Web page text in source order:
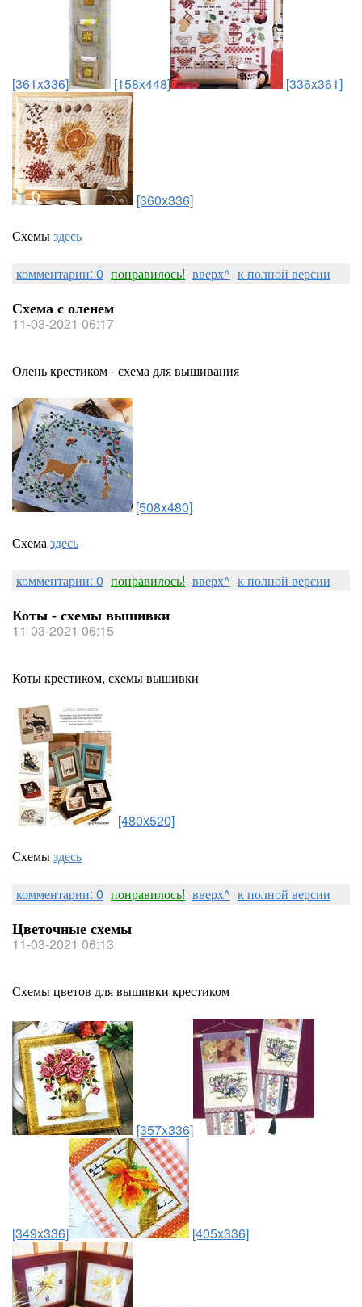
[361x336] [158x448] [336x361]
[360x336]
Схемыздесь
комментарии: 0 понравилось! вверх^ к полной версии
Схема с оленем
11-03-2021 06:17
Олень крестиком - схема для вышивания
[508x480]
Схемаздесь
комментарии: 0 понравилось! вверх^ к полной версии
Коты - схемы вышивки
11-03-2021 06:15
Коты крестиком, схемы вышивки
[480x520]
Схемыздесь
комментарии: 0 понравилось! вверх^ к полной версии
Цветочные схемы
11-03-2021 06:13
Схемы цветов для вышивки крестиком
[357x336]
[349x336] [405x336]